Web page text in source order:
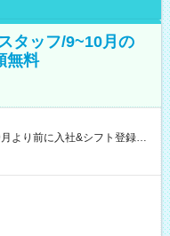
タッフ/9~10月の
無料
より前に入社&シフト登録す
UP! 日給1万1500円でしっか
期間なし